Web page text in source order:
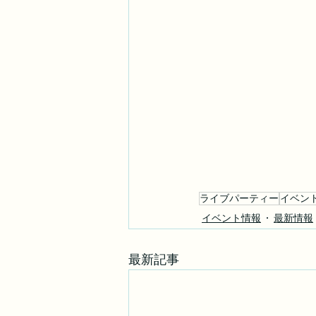
ライブパーティー イベン
イベント情報
最新情報
最新記事